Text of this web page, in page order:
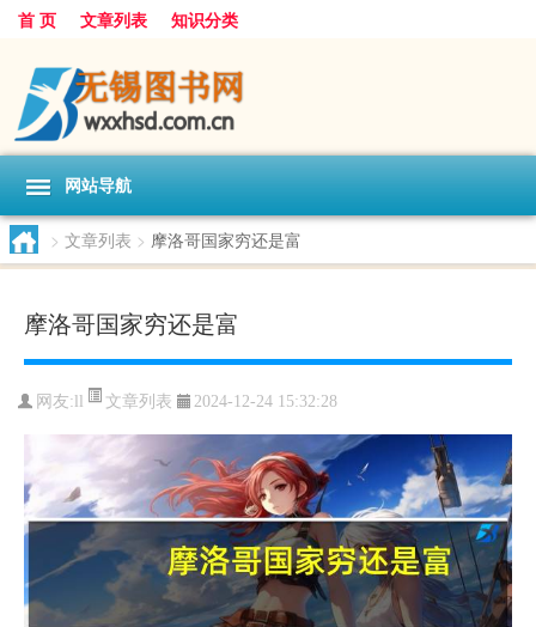
首 页 文章列表 知识分类
网站导航
> 文章列表 > 摩洛哥国家穷还是富
摩洛哥国家穷还是富
网友:ll 文章列表 2024-12-24 15:32:28